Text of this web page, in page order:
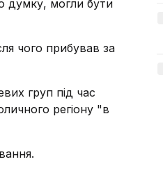
думку, могли бути
чого прибував за
груп під час
регіону "в